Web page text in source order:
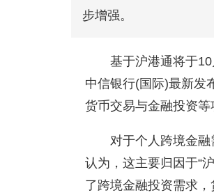
步增强。
基于沪港通将于
中信银行(国际)最新发
货币交易与金融投资等
对于个人跨境金
认为，这主要归因于“
了跨境金融投资需求